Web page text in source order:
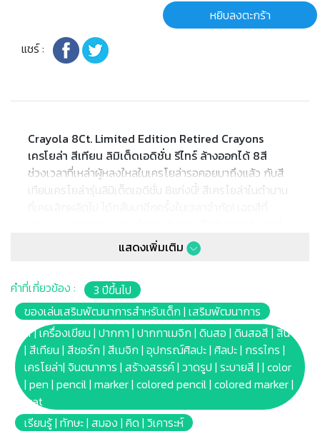
หยิบลงตะกร้า
แชร์ :
Crayola 8Ct. Limited Edition Retired Crayons
เครโยล่า สีเทียน ลิมิเต็ดเอดิชั่น รีไทร์ ล้างออกได้ 8สี
ช่วงเวลาที่เหล่าผู้หลงใหลในเครโยล่ารอคอยมาถึงแล้ว กับสี
เทียนเครโยล่ารุ่นลิมิเต็ดเอดิชั่น 8แท่งนี้! สีเครโยล่าในตำนาน
เครโยล่ารุ่นลิมิเต็ดเอดิชั่นเหมาะเป็นของขวัญที่เหมาะสำหรับ
คุณครูและเด็กอายุ 3 ปีขึ้นไป สะสมได้เลยในขณะที่ยังมี—
✔ สำหรับวาด ระบายสี งานศิลปะ และงานฝีมือ
✔ สีสันสดใส คมชัด ลากเส้นได้ต่อเนื่อง มาพร้อมกับสีที่เลิก
ผลิตไปแล้ว ได้แก่ Dandelion, Mulberry, Blizzard Blue,
Raw Umber, Lemon Yellow, Orange Red, Violet Blue,
และ Magic Mint!
✔ 8แท่ง 8 เฉดสี ช่วยให้งานวาด งานระบายสีที่ซับซ้อน หรือ
สร้างเส้นหนาๆ ได้ง่ายๆ
✔ ไม่สามารถล้างออกได้ หากเปื้อนเสื้อผ้า ผิวหนัง หรือพื้น
ผิวต่างๆ อาจจะทำความสะอาดยากหรือทิ้งคราบถาวร ควรใช้
แสดงเพิ่มเติม
คำที่เกี่ยวข้อง :
3 ปีขึ้นไป
ของเล่นเสริมพัฒนาการสำหรับเด็ก | เสริมพัฒนาการ
สี | เครื่องเขียน | ปากกา | ปากกาเมจิก | ดินสอ | ดินสอสี | สีน้ำ
| สีเทียน | สีชอร์ก | สีเมจิก | อุปกรณ์ศิลปะ | ศิลปะ | กรรไกร |
เครโยล่า| จินตนาการ | สร้างสรรค์ | วาดรูป | ระบายสี | | color
| pen | pencil | marker | colored pencil | colored marker |
wat
เรียนรู้ | ทักษะ | สมอง | คิด | วิเคาระห์